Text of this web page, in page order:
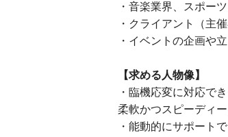
・音楽業界、スポー
・クライアント（主
・イベントの企画や
【求める人物像】
・臨機応変に対応で
柔軟かつスピーディー
・能動的にサポート